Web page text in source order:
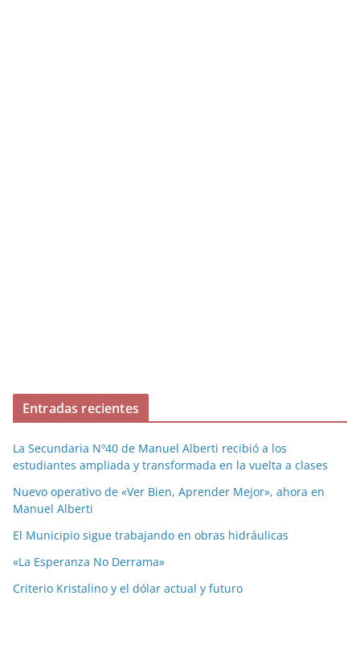
Entradas recientes
La Secundaria Nº40 de Manuel Alberti recibió a los
estudiantes ampliada y transformada en la vuelta a clases
Nuevo operativo de «Ver Bien, Aprender Mejor», ahora en
Manuel Alberti
El Municipio sigue trabajando en obras hidráulicas
«La Esperanza No Derrama»
Criterio Kristalino y el dólar actual y futuro